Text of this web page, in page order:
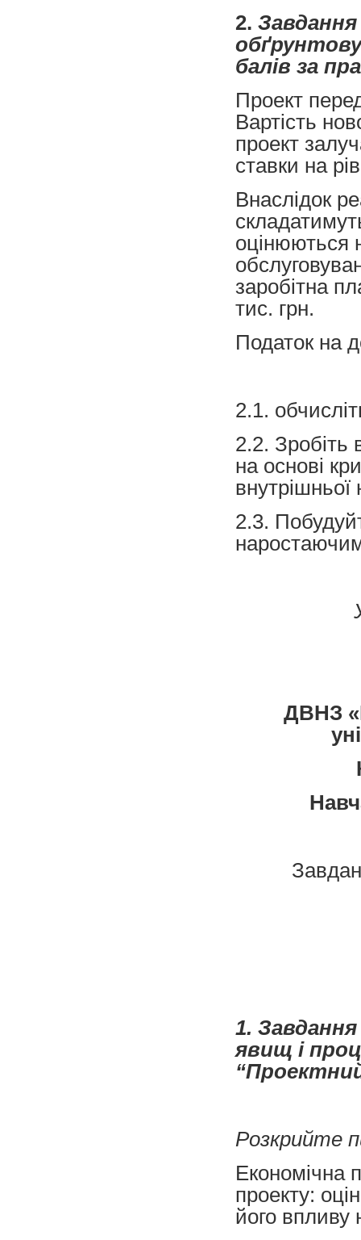
2.
балів за
Проект
Вартість
проект
ставки на
Внаслідок
оцінюються
заробітна
тис. грн.
Податок на
2.1.
2.2. Зробіть
на основі
2.3.
ДВНЗ
1.
явищ і
Розкрийте
Економічна
проекту:
його впливу